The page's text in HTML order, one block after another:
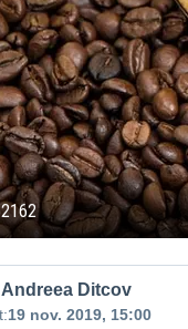
Andreea Ditcov
19 nov. 2019, 15:00